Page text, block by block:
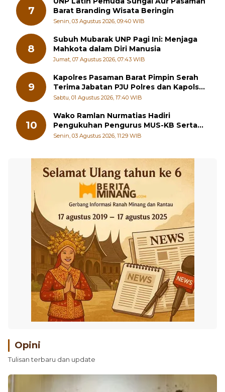
7
Barat Branding Wisata Beringin
Senin, 03 Agustus 2026, 09:40 WIB
8
Subuh Mubarak UNP Pagi Ini: Menjaga
Mahkota dalam Diri Manusia
Jumat, 07 Agustus 2026, 07:43 WIB
9
Kapolres Pasaman Barat Pimpin Serah
Terima Jabatan PJU Polres dan Kapolsek
Sungai Beremas
Sabtu, 01 Agustus 2026, 17:40 WIB
10
Wako Ramlan Nurmatias Hadiri
Pengukuhan Pengurus MUS-KB Serta
LMKB Periode 2026-2031,
Senin, 03 Agustus 2026, 11:29 WIB
Opini
Tulisan terbaru dan update